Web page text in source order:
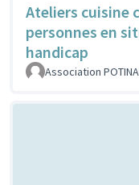
Ateliers cuisine
personnes en
handicap
Association